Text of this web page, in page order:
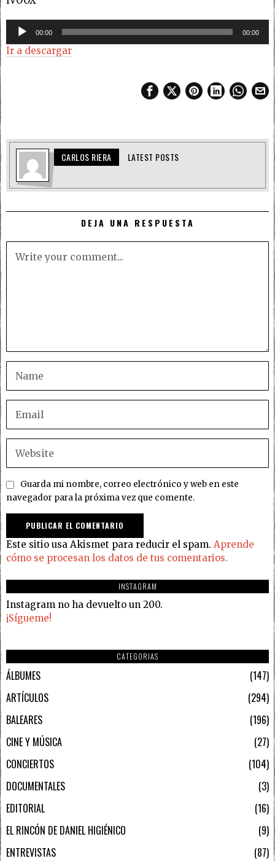
Reproductor
audio
00:00 00:00
Ir a descargar
CARLOS RIERA LATEST POSTS
DEJA UNA RESPUESTA
Guarda mi nombre, correo electrónico y web en este
navegador para la próxima vez que comente.
Este sitio usa Akismet para reducir el spam. Aprende
cómo se procesan los datos de tus comentarios.
INSTAGRAM
Instagram no ha devuelto un 200.
¡Sígueme!
CATEGORIAS
ÁLBUMES
147
ARTÍCULOS
294
BALEARES
196
CINE Y MÚSICA
27
CONCIERTOS
104
DOCUMENTALES
3
EDITORIAL
16
EL RINCÓN DE DANIEL HIGIÉNICO
9
ENTREVISTAS
87